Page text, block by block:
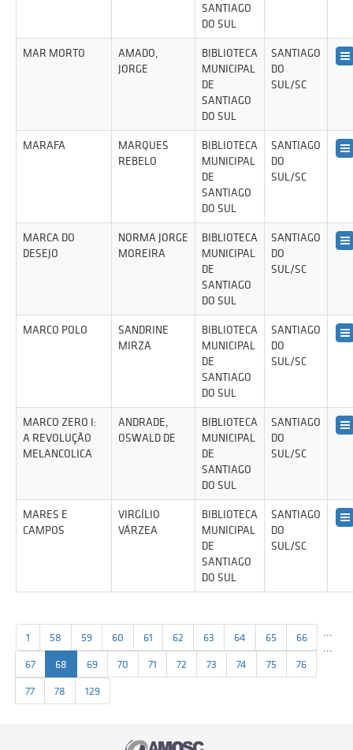
SANTIAGO
DO SUL
MAR MORTO
AMADO,
JORGE
BIBLIOTECA
MUNICIPAL
DE
SANTIAGO
DO SUL
SANTIAGO
DO
SUL/SC
MARAFA
MARQUES
REBELO
BIBLIOTECA
MUNICIPAL
DE
SANTIAGO
DO SUL
SANTIAGO
DO
SUL/SC
MARCA DO
DESEJO
NORMA JORGE
MOREIRA
BIBLIOTECA
MUNICIPAL
DE
SANTIAGO
DO SUL
SANTIAGO
DO
SUL/SC
MARCO POLO
SANDRINE
MIRZA
BIBLIOTECA
MUNICIPAL
DE
SANTIAGO
DO SUL
SANTIAGO
DO
SUL/SC
MARCO ZERO I:
A REVOLUÇÃO
MELANCOLICA
ANDRADE,
OSWALD DE
BIBLIOTECA
MUNICIPAL
DE
SANTIAGO
DO SUL
SANTIAGO
DO
SUL/SC
MARES E
CAMPOS
VIRGÍLIO
VÁRZEA
BIBLIOTECA
MUNICIPAL
DE
SANTIAGO
DO SUL
SANTIAGO
DO
SUL/SC
1 ...
58 59 60 61 62 63 64 65
66
67
68 69 70 71 72 73 74 75
76
77
78
...
129